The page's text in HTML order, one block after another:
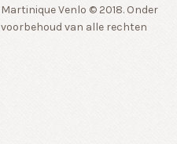
Martinique Venlo © 2018. Onder
voorbehoud van alle rechten